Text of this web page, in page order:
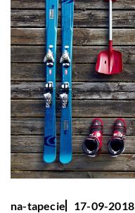
na-tapecie
17-09-2018